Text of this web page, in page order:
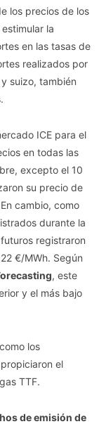
los precios de los
la
en las tasas de
realizados por
suizo, también
ICE para el
en todas las
excepto el 10
su precio de
cambio, como
durante la
registraron
€/MWh. Según
, este
y el más bajo
los
el
TTF.
de emisión de